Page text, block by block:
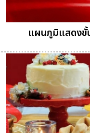
แผนภูมิแสดงขั้